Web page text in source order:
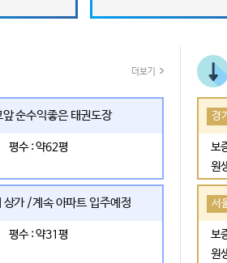
더보기
순수익좋은 태권도장
평수 : 약62평
가 /계속 아파트 입주예정
평수 : 약31평
경기
보
원
서
보
원